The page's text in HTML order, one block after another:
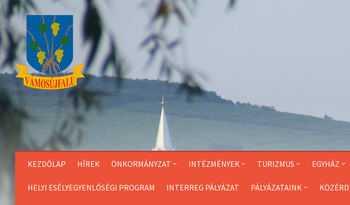
Skip
to
Content
KEZDŐLAP HÍREK ÖNKORMÁNYZAT INTÉZMÉNYEK TURIZMUS EGYHÁZ
HELYI ESÉLYEGYENLŐSÉGI PROGRAM INTERREG PÁLYÁZAT PÁLYÁZATAINK